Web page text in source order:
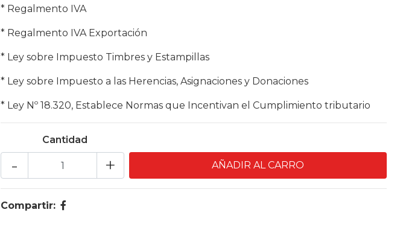
* Regalmento IVA
* Regalmento IVA Exportación
* Ley sobre Impuesto Timbres y Estampillas
* Ley sobre Impuesto a las Herencias, Asignaciones y Donaciones
* Ley Nº 18.320, Establece Normas que Incentivan el Cumplimiento tributario
Cantidad
+
-
Compartir: